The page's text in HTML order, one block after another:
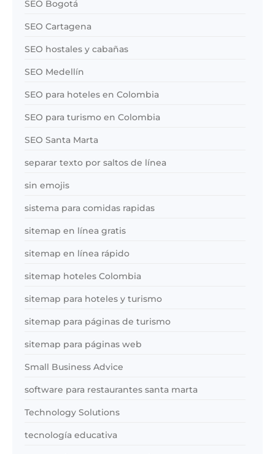
SEO Bogotá
SEO Cartagena
SEO hostales y cabañas
SEO Medellín
SEO para hoteles en Colombia
SEO para turismo en Colombia
SEO Santa Marta
separar texto por saltos de línea
sin emojis
sistema para comidas rapidas
sitemap en línea gratis
sitemap en línea rápido
sitemap hoteles Colombia
sitemap para hoteles y turismo
sitemap para páginas de turismo
sitemap para páginas web
Small Business Advice
software para restaurantes santa marta
Technology Solutions
tecnología educativa